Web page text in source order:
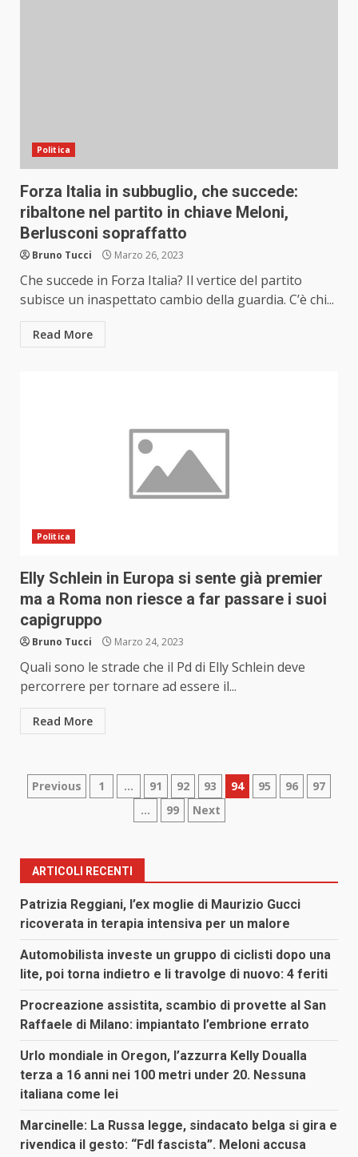
Politica
Forza Italia in subbuglio, che succede:
ribaltone nel partito in chiave Meloni,
Berlusconi sopraffatto
Bruno Tucci Marzo 26, 2023
Che succede in Forza Italia? Il vertice del partito
subisce un inaspettato cambio della guardia. C’è chi...
Read More
Politica
Elly Schlein in Europa si sente già premier
ma a Roma non riesce a far passare i suoi
capigruppo
Bruno Tucci Marzo 24, 2023
Quali sono le strade che il Pd di Elly Schlein deve
percorrere per tornare ad essere il...
Read More
Paginazione
articoli
Previous 1 … 91 92 93 94 95 96
97
…
99 Next
ARTICOLI RECENTI
Patrizia Reggiani, l’ex moglie di Maurizio Gucci
ricoverata in terapia intensiva per un malore
Automobilista investe un gruppo di ciclisti dopo una
lite, poi torna indietro e li travolge di nuovo: 4 feriti
Procreazione assistita, scambio di provette al San
Raffaele di Milano: impiantato l’embrione errato
Urlo mondiale in Oregon, l’azzurra Kelly Doualla
terza a 16 anni nei 100 metri under 20. Nessuna
italiana come lei
Marcinelle: La Russa legge, sindacato belga si gira e
rivendica il gesto: “FdI fascista”. Meloni accusa